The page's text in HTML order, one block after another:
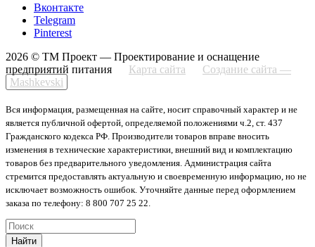
Вконтакте
Telegram
Pinterest
2026 © ТМ Проект — Проектирование и оснащение
предприятий питания
Карта сайта
Создание сайта —
Mashkevski
Вся информация, размещенная на сайте, носит справочный характер и не
является публичной офертой, определяемой положениями ч.2, ст. 437
Гражданского кодекса РФ. Производители товаров вправе вносить
изменения в технические характеристики, внешний вид и комплектацию
товаров без предварительного уведомления. Администрация сайта
стремится предоставлять актуальную и своевременную информацию, но не
исключает возможность ошибок. Уточняйте данные перед оформлением
заказа по телефону: 8 800 707 25 22.
Найти